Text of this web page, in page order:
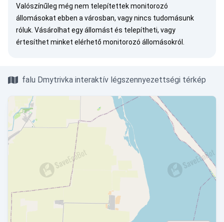
Valószínűleg még nem telepítettek monitorozó
állomásokat ebben a városban, vagy nincs tudomásunk
róluk. Vásárolhat egy állomást és telepítheti, vagy
értesíthet minket elérhető monitorozó állomásokról.
falu Dmytrivka interaktív légszennyezettségi térkép